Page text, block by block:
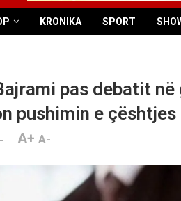
KRONIKA SPORT
pas debatit në
pushimin e çështjes
A+ A-